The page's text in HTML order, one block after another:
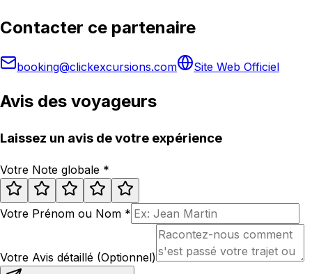
Contacter ce partenaire
booking@clickexcursions.com Site Web Officiel
Avis des voyageurs
Laissez un avis de votre expérience
Votre Note globale *
Votre Prénom ou Nom *
Votre Avis détaillé (Optionnel)